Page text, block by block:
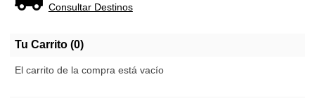
Consultar Destinos
Tu Carrito (0)
El carrito de la compra está vacío